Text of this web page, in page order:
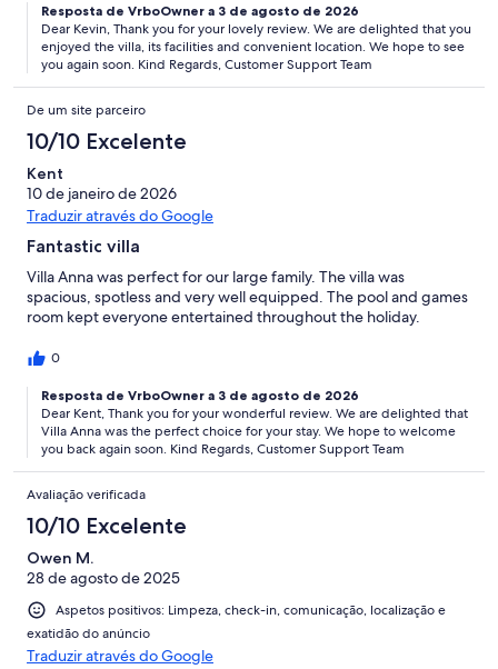
Resposta de VrboOwner a 3 de agosto de 2026
Dear Kevin, Thank you for your lovely review. We are delighted that you
enjoyed the villa, its facilities and convenient location. We hope to see
you again soon. Kind Regards, Customer Support Team
De um site parceiro
10/10 Excelente
Kent
10 de janeiro de 2026
Traduzir através do Google
Fantastic villa
Villa Anna was perfect for our large family. The villa was
spacious, spotless and very well equipped. The pool and games
room kept everyone entertained throughout the holiday.
0
Resposta de VrboOwner a 3 de agosto de 2026
Dear Kent, Thank you for your wonderful review. We are delighted that
Villa Anna was the perfect choice for your stay. We hope to welcome
you back again soon. Kind Regards, Customer Support Team
Avaliação verificada
10/10 Excelente
Owen M.
28 de agosto de 2025
Aspetos positivos: Limpeza, check-in, comunicação, localização e
exatidão do anúncio
Traduzir através do Google